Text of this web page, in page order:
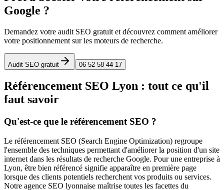
Google ?
Demandez votre audit SEO gratuit et découvrez comment améliorer
votre positionnement sur les moteurs de recherche.
Audit SEO gratuit 06 52 58 44 17
Référencement SEO Lyon : tout ce qu'il
faut savoir
Qu'est-ce que le référencement SEO ?
Le référencement SEO (Search Engine Optimization) regroupe
l'ensemble des techniques permettant d'améliorer la position d'un site
internet dans les résultats de recherche Google. Pour une entreprise à
Lyon, être bien référencé signifie apparaître en première page
lorsque des clients potentiels recherchent vos produits ou services.
Notre agence SEO lyonnaise maîtrise toutes les facettes du